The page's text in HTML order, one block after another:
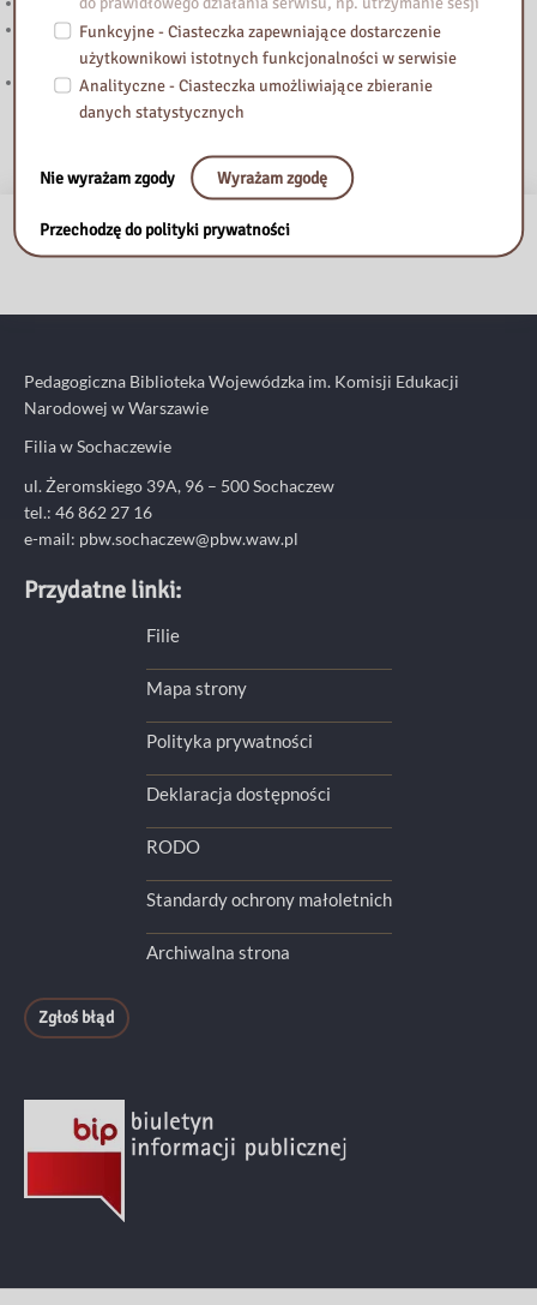
Nie tylko o książkach. Nie gasną echa wyjątkowego spotkania z Ewą
Woydyłło
Zmiana godzin pracy we wtorek 12 maja 2026 r.
Pedagogiczna Biblioteka Wojewódzka im. Komisji Edukacji
Narodowej w Warszawie
Filia w Sochaczewie
ul. Żeromskiego 39A, 96 – 500 Sochaczew
tel.: 46 862 27 16
e-mail: pbw.sochaczew@pbw.waw.pl
Przydatne linki:
Filie
Mapa strony
Polityka prywatności
Deklaracja dostępności
RODO
Standardy ochrony małoletnich
Archiwalna strona
Zgłoś błąd
Funkcyjne - Ciasteczka zapewniające dostarczenie
użytkownikowi istotnych funkcjonalności w serwisie
Analityczne - Ciasteczka umożliwiające zbieranie
danych statystycznych
Nie wyrażam zgody Wyrażam zgodę
Przechodzę do polityki prywatności